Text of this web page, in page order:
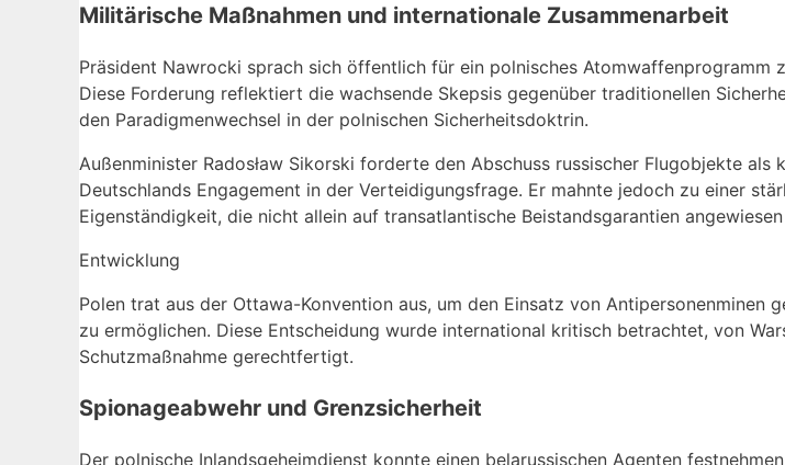
Militärische Maßnahmen und internationale Zusammenarbeit
Präsident Nawrocki sprach sich öffentlich für ein polnisches Atomwaffenprogramm
Diese Forderung reflektiert die wachsende Skepsis gegenüber traditionellen
den Paradigmenwechsel in der polnischen Sicherheitsdoktrin.
Außenminister Radosław Sikorski forderte den Abschuss russischer Flugobjekte
Deutschlands Engagement in der Verteidigungsfrage. Er mahnte jedoch zu einer
Eigenständigkeit, die nicht allein auf transatlantische Beistandsgarantien
Entwicklung
Polen trat aus der Ottawa-Konvention aus, um den Einsatz von Antipersonenminen
zu ermöglichen. Diese Entscheidung wurde international kritisch betrachtet, von
Schutzmaßnahme gerechtfertigt.
Spionageabwehr und Grenzsicherheit
Der polnische Inlandsgeheimdienst konnte einen belarussischen Agenten